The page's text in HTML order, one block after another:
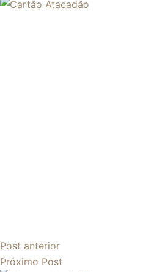
Post anterior
Próximo Post